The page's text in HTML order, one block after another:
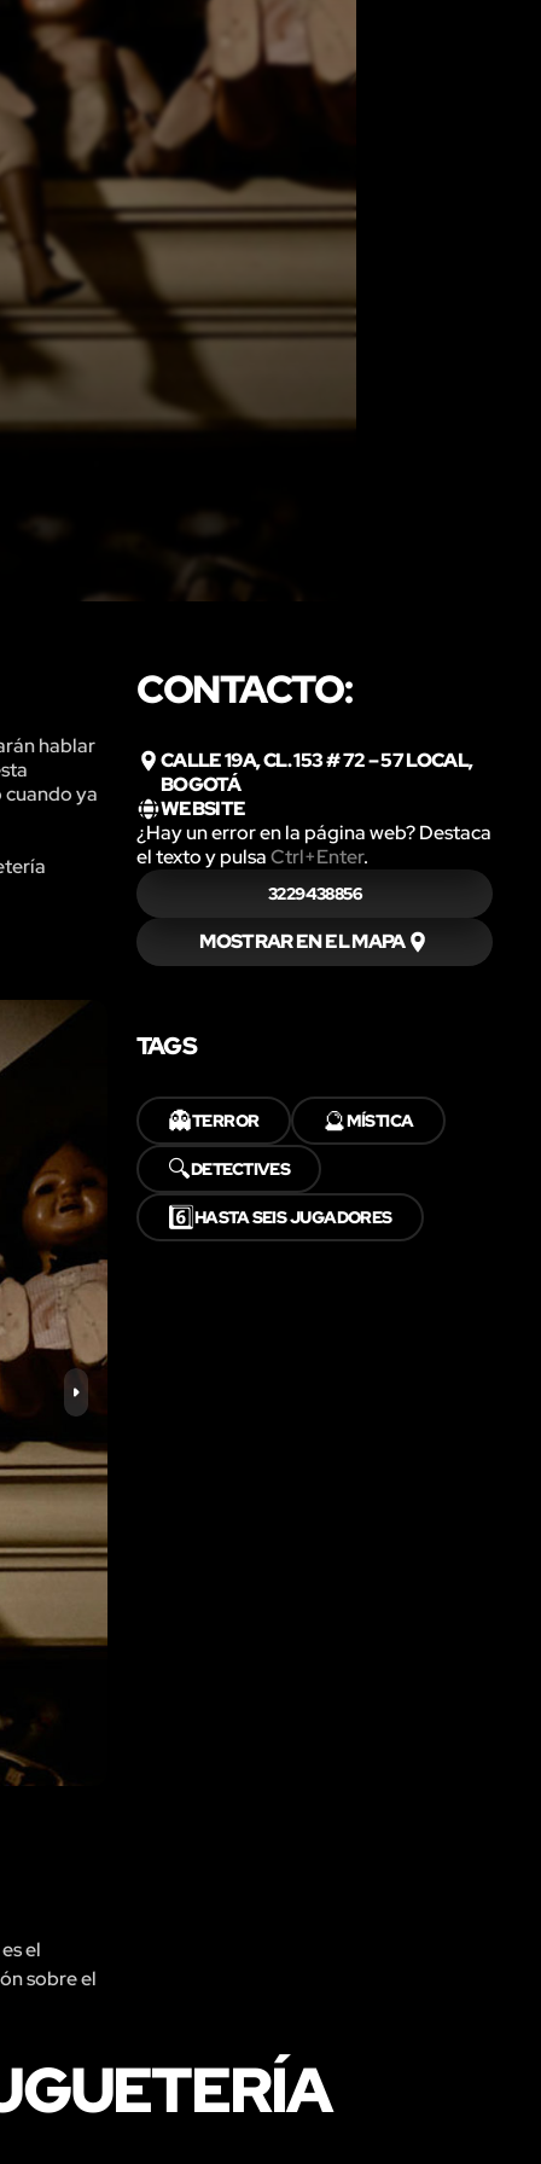
hablar
cuando ya
el
sobre el
CONTACTO:
CALLE 19A, CL. 153 # 72 – 57 LOCAL,
BOGOTÁ
WEBSITE
¿Hay un error en la página web? Destaca
el texto y pulsaCtrl+Enter.
3229438856
MOSTRAR EN EL MAPA
TAGS
👻TERROR 🔮MÍSTICA
🔍DETECTIVES
6️⃣HASTA SEIS JUGADORES